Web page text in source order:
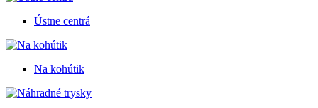
Ústne centrá
Na kohútik